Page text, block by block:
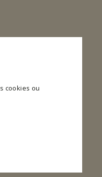
cookies ou